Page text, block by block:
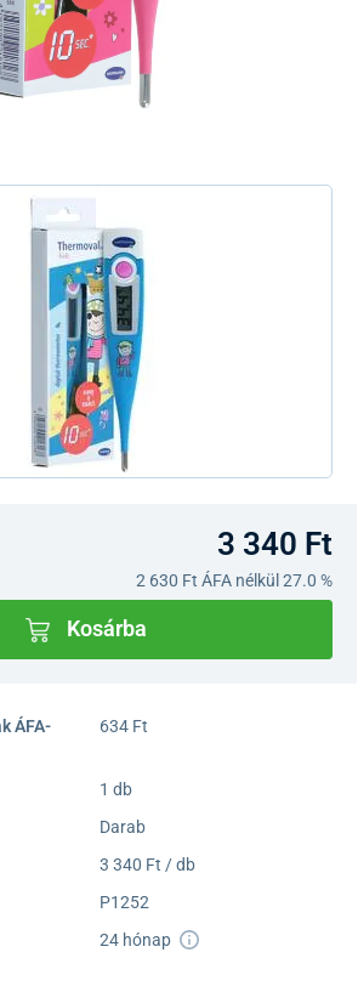
3 340 Ft
2 630 Ft ÁFA nélkül 27.0 %
Kosárba
ÁFA-
634 Ft
1 db
Darab
3 340 Ft / db
P1252
24 hónap